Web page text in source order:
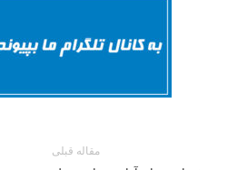
مقاله قبلی